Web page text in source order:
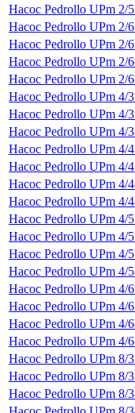
Насос Pedrollo UPm 2/
Насос Pedrollo UPm 2/
Насос Pedrollo UPm 2/
Насос Pedrollo UPm 2/
Насос Pedrollo UPm 2/
Насос Pedrollo UPm 4/
Насос Pedrollo UPm 4/
Насос Pedrollo UPm 4/
Насос Pedrollo UPm 4/
Насос Pedrollo UPm 4/
Насос Pedrollo UPm 4/
Насос Pedrollo UPm 4/
Насос Pedrollo UPm 4/
Насос Pedrollo UPm 4/
Насос Pedrollo UPm 4/
Насос Pedrollo UPm 4/
Насос Pedrollo UPm 4/
Насос Pedrollo UPm 4/
Насос Pedrollo UPm 4/
Насос Pedrollo UPm 4/
Насос Pedrollo UPm 8/
Насос Pedrollo UPm 8/
Насос Pedrollo UPm 8/